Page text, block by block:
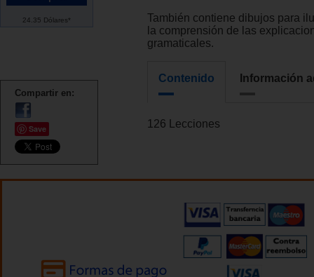
24.35 Dólares*
Compartir en:
Save
También contiene dibujos para
la comprensión de las
gramaticales.
Contenido Información
126 Lecciones